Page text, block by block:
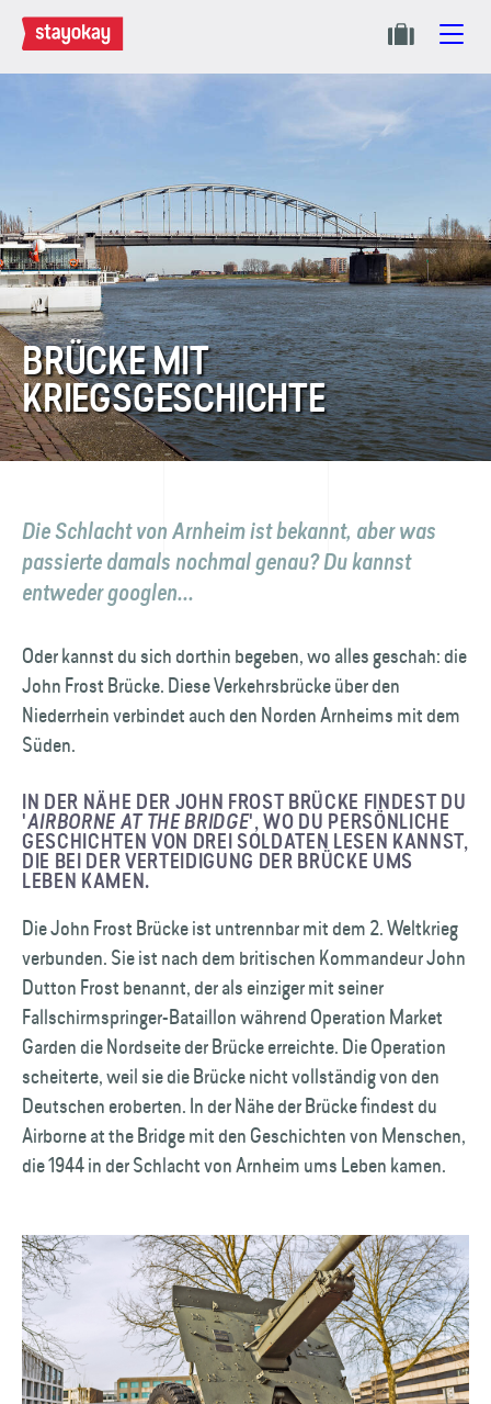
BRÜCKE MIT
KRIEGSGESCHICHTE
Die Schlacht von Arnheim ist bekannt, aber was
passierte damals nochmal genau? Du kannst
entweder googlen...
Oder kannst du sich dorthin begeben, wo alles geschah: die
John Frost Brücke. Diese Verkehrs­brücke über den
Niederrhein verbindet auch den Norden Arnheims mit dem
Süden.
IN DER NÄHE DER JOHN FROST BRÜCKE FINDEST DU
'AIRBORNE AT THE BRIDGE', WO DU PERSÖNLICHE
GESCHICHTEN VON DREI SOLDATEN LESEN KANNST,
DIE BEI DER VERTEIDIGUNG DER BRÜCKE UMS
LEBEN KAMEN.
Die John Frost Brücke ist untrennbar mit dem 2. Weltkrieg
verbunden. Sie ist nach dem britischen Kommandeur John
Dutton Frost benannt, der als einziger mit seiner
Fallschirm­springer-Bataillon während Operation Market
Garden die Nordseite der Brücke erreichte. Die Operation
scheiterte, weil sie die Brücke nicht vollständig von den
Deutschen eroberten. In der Nähe der Brücke findest du
Airborne at the Bridge mit den Geschichten von Menschen,
die 1944 in der Schlacht von Arnheim ums Leben kamen.